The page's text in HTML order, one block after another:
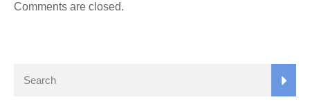
Comments are closed.